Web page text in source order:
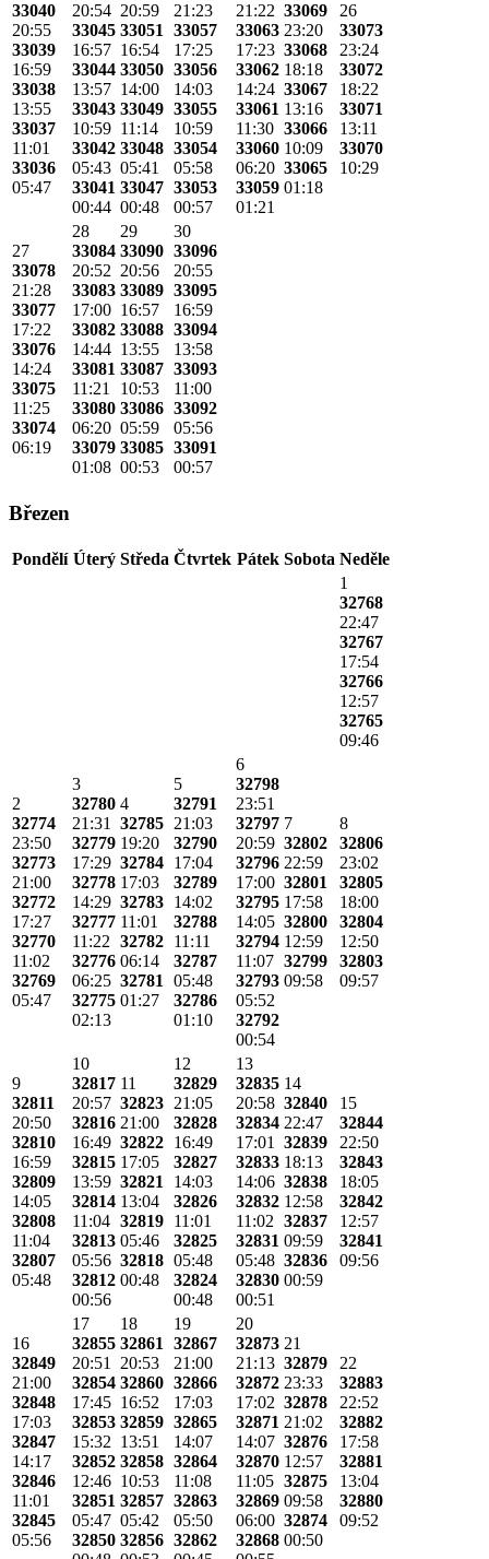
33040
20:55
33039
16:59
33038
13:55
33037
11:01
33036
05:47
20:54
33045
16:57
33044
13:57
33043
10:59
33042
05:43
33041
00:44
20:59
33051
16:54
33050
14:00
33049
11:14
33048
05:41
33047
00:48
21:23
33057
17:25
33056
14:03
33055
10:59
33054
05:58
33053
00:57
21:22
33063
17:23
33062
14:24
33061
11:30
33060
06:20
33059
01:21
33069
23:20
33068
18:18
33067
13:16
33066
10:09
33065
01:18
26
33073
23:24
33072
18:22
33071
13:11
33070
10:29
27
33078
21:28
33077
17:22
33076
14:24
33075
11:25
33074
06:19
28
33084
20:52
33083
17:00
33082
14:44
33081
11:21
33080
06:20
33079
01:08
29
33090
20:56
33089
16:57
33088
13:55
33087
10:53
33086
05:59
33085
00:53
30
33096
20:55
33095
16:59
33094
13:58
33093
11:00
33092
05:56
33091
00:57
Březen
Pondělí Úterý Středa Čtvrtek Pátek Sobota Neděle
1
32768
22:47
32767
17:54
32766
12:57
32765
09:46
2
32774
23:50
32773
21:00
32772
17:27
32770
11:02
32769
05:47
3
32780
21:31
32779
17:29
32778
14:29
32777
11:22
32776
06:25
32775
02:13
4
32785
19:20
32784
17:03
32783
11:01
32782
06:14
32781
01:27
5
32791
21:03
32790
17:04
32789
14:02
32788
11:11
32787
05:48
32786
01:10
6
32798
23:51
32797
20:59
32796
17:00
32795
14:05
32794
11:07
32793
05:52
32792
00:54
7
32802
22:59
32801
17:58
32800
12:59
32799
09:58
8
32806
23:02
32805
18:00
32804
12:50
32803
09:57
9
32811
20:50
32810
16:59
32809
14:05
32808
11:04
32807
05:48
10
32817
20:57
32816
16:49
32815
13:59
32814
11:04
32813
05:56
32812
00:56
11
32823
21:00
32822
17:05
32821
13:04
32819
05:46
32818
00:48
12
32829
21:05
32828
16:49
32827
14:03
32826
11:01
32825
05:48
32824
00:48
13
32835
20:58
32834
17:01
32833
14:06
32832
11:02
32831
05:48
32830
00:51
14
32840
22:47
32839
18:13
32838
12:58
32837
09:59
32836
00:59
15
32844
22:50
32843
18:05
32842
12:57
32841
09:56
16
32849
21:00
32848
17:03
32847
14:17
32846
11:01
32845
05:56
17
32855
20:51
32854
17:45
32853
15:32
32852
12:46
32851
05:47
32850
18
32861
20:53
32860
16:52
32859
13:51
32858
10:53
32857
05:42
32856
19
32867
21:00
32866
17:03
32865
14:07
32864
11:08
32863
05:50
32862
20
32873
21:13
32872
17:02
32871
14:07
32870
11:05
32869
06:00
32868
21
32879
23:33
32878
21:02
32876
12:57
32875
09:58
32874
00:50
22
32883
22:52
32882
17:58
32881
13:04
32880
09:52